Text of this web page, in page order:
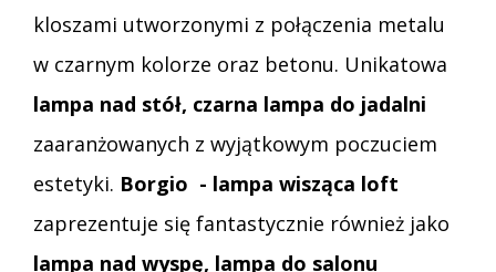
kloszami utworzonymi z połączenia metalu
w czarnym kolorze oraz betonu. Unikatowa
lampa nad stół, czarna lampa do jadalni
zaaranżowanych z wyjątkowym poczuciem
estetyki. Borgio - lampa wisząca loft
zaprezentuje się fantastycznie również jako
lampa nad wyspę, lampa do salonu